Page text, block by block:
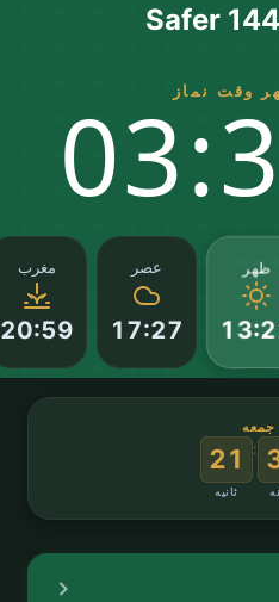
ظهر عصر
17:27
مغرب
20:59
جمعه
:
20
ثانیه